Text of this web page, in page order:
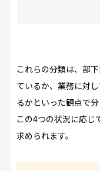
これらの分類は、部
ているか、業務に対
るかといった観点で
この4つの状況に応じ
求められます。